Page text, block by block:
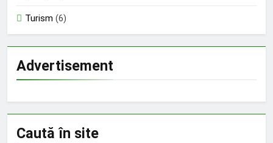
Turism (6)
Advertisement
Caută în site